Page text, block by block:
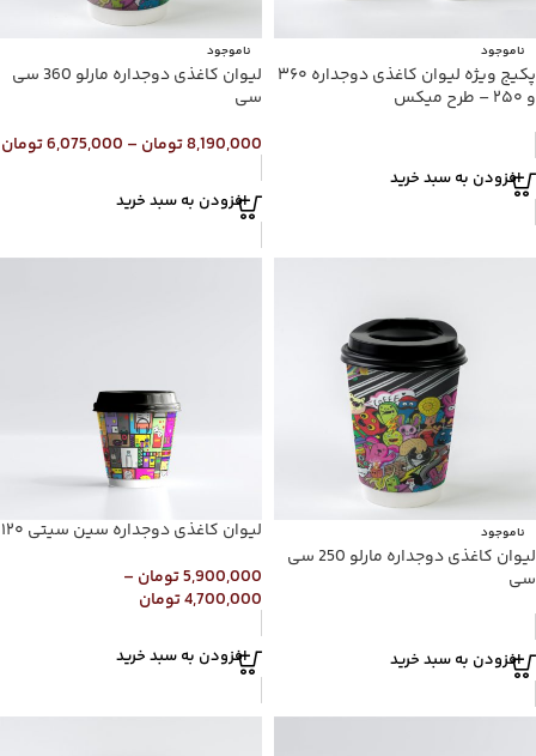
ناموجود
پکیج ویژه لیوان کاغذی دوجداره ۳۶۰
و ۲۵۰ – طرح میکس
افزودن به سبد خرید
ناموجود
لیوان کاغذی دوجداره مارلو 360 سی
سی
8,190,000تومان –
6,075,000تومان
افزودن به سبد خرید
ناموجود
لیوان کاغذی دوجداره مارلو 250 سی
سی
افزودن به سبد خرید
لیوان کاغذی دوجداره سین سیتی ۱۲۰
5,900,000تومان –
4,700,000تومان
افزودن به سبد خرید